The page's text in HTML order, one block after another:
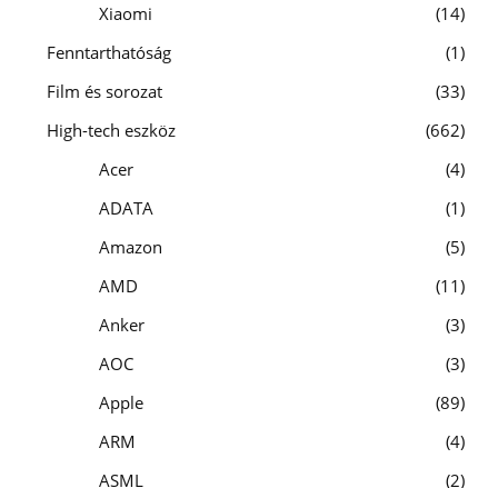
Xiaomi
14
Fenntarthatóság
1
Film és sorozat
33
High-tech eszköz
662
Acer
4
ADATA
1
Amazon
5
AMD
11
Anker
3
AOC
3
Apple
89
ARM
4
ASML
2